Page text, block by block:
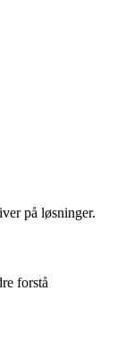
på løsninger.
forstå